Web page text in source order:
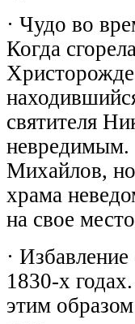
· Чудо во
Когда
святителя
невредимым.
Михайлов, но
храма
на свое
·
1830-х
этим